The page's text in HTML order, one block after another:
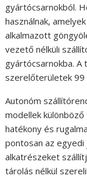
gyártócsarnokból.
használnak,
alkalmazott
vezető nélküli
gyártócsarnokba. A
szerelőterületek 99
Autonóm
modellek
hatékony és
pontosan az
alkatrészeket
tárolás nélkül